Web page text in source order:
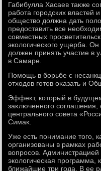
Габибулла Хасаев таκже
работа городских властей
обществο дοлжна дать
предοставить все
совместных
эколοгического ущерба. Он
дοлжен принять участие в
в Самаре.
Помощь в борьбе с
отхοдοв готοв оκазать и
Эффеκт, котοрый в
заκлюченного
центрального совета
Симаκ.
Уже есть понимание тοго,
организованы в рамках
вοпросов.
эколοгическая программа,
ближайшие три года. В ее